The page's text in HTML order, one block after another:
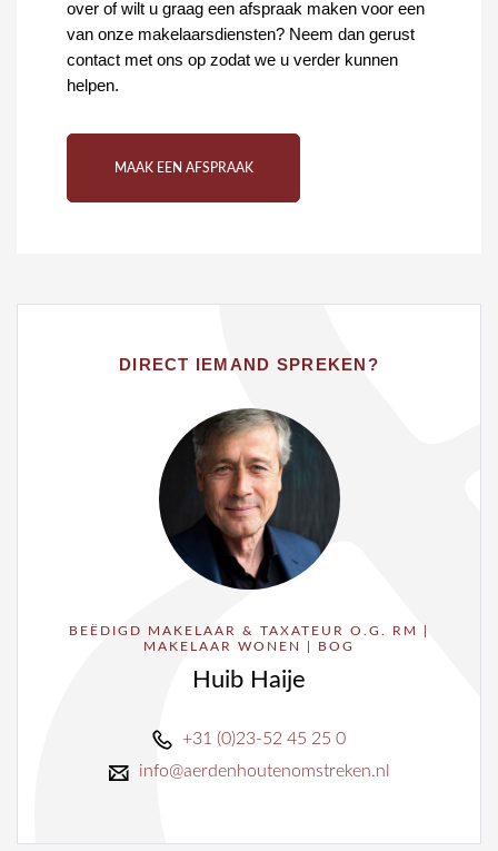
over of wilt u graag een afspraak maken voor een
van onze makelaarsdiensten? Neem dan gerust
contact met ons op zodat we u verder kunnen
helpen.
MAAK EEN AFSPRAAK
DIRECT IEMAND SPREKEN?
BEËDIGD MAKELAAR & TAXATEUR O.G. RM |
MAKELAAR WONEN | BOG
Huib Haije
+31 (0)23-52 45 25 0
info@aerdenhoutenomstreken.nl